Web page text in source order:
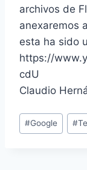
archivos de
anexaremos
esta ha sido
https://
cdU
Claudio
Etiquetas
de
#Google #